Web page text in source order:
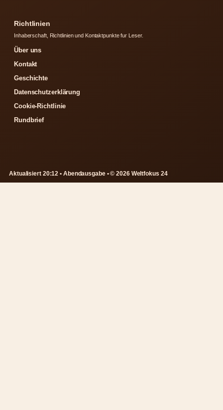
Richtlinien
Inhaberschaft, Richtlinien und Kontaktpunkte fur Leser.
Über uns
Kontakt
Geschichte
Datenschutzerklärung
Cookie-Richtlinie
Rundbrief
Aktualisiert 20:12 • Abendausgabe • © 2026 Weltfokus 24